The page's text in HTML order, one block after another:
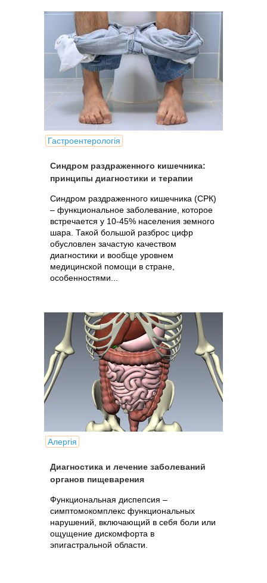
Гастроентерологія
Синдром раздраженного кишечника:
принципы диагностики и терапии
Синдром раздраженного кишечника (СРК)
– функциональное заболевание, которое
встречается у 10-45% населения земного
шара. Такой большой разброс цифр
обусловлен зачастую качеством
диагностики и вообще уровнем
медицинской помощи в стране,
особенностями...
Алергія
Диагностика и лечение заболеваний
органов пищеварения
Функциональная диспепсия –
симптомокомплекс функциональных
нарушений, включающий в себя боли или
ощущение дискомфорта в
эпигастральной области.